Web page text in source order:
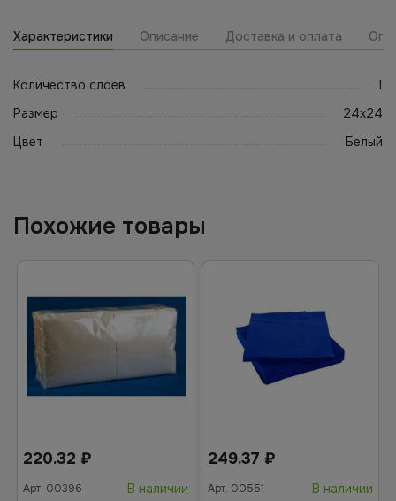
Характеристики Описание Доставка и оплата
Количество слоев
1
Размер
24х24
Цвет
Белый
Похожие товары
220.32 ₽
Арт. 00396
В наличии
249.37 ₽
Арт. 00551
В наличии